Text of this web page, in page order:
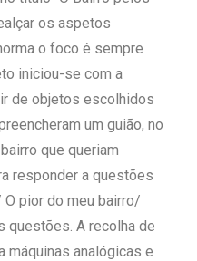
os aspetos
o foco é sempre
iniciou-se com a
de objetos escolhidos
um guião, no
que queriam
responder a questões
O pior do meu bairro/
questões. A recolha de
máquinas analógicas e